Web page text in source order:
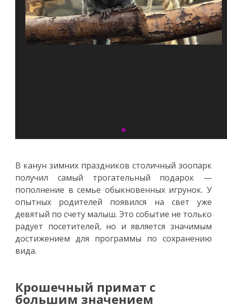
В канун зимних праздников столичный зоопарк
получил самый трогательный подарок —
пополнение в семье обыкновенных игрунок. У
опытных родителей появился на свет уже
девятый по счету малыш. Это событие не только
радует посетителей, но и является значимым
достижением для программы по сохранению
вида.
Крошечный примат с
большим значением